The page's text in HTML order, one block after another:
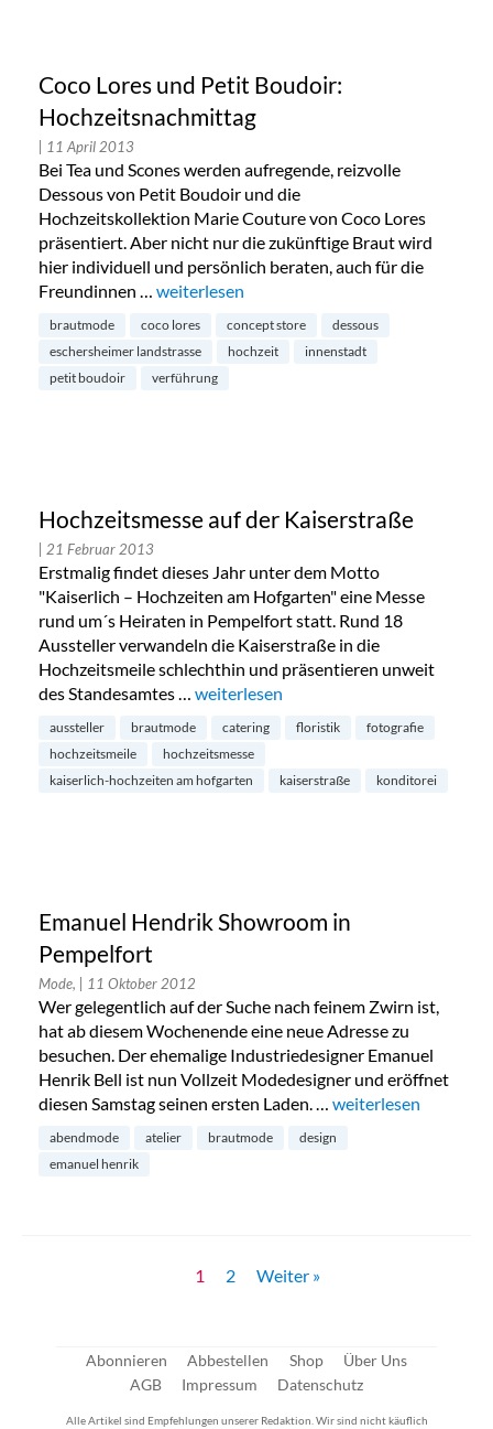
Coco Lores und Petit Boudoir:
Hochzeitsnachmittag
| 11 April 2013
Bei Tea und Scones werden aufregende, reizvolle
Dessous von Petit Boudoir und die
Hochzeitskollektion Marie Couture von Coco Lores
präsentiert. Aber nicht nur die zukünftige Braut wird
hier individuell und persönlich beraten, auch für die
Freundinnen … „Coco Lores und Petit Boudoir:
weiterlesen
brautmode coco lores concept store
dessous
eschersheimer landstrasse
hochzeit
innenstadt
petit boudoir
verführung
Hochzeitsmesse auf der Kaiserstraße
| 21 Februar 2013
Erstmalig findet dieses Jahr unter dem Motto
"Kaiserlich – Hochzeiten am Hofgarten" eine Messe
rund um´s Heiraten in Pempelfort statt. Rund 18
Aussteller verwandeln die Kaiserstraße in die
Hochzeitsmeile schlechthin und präsentieren unweit
des Standesamtes … „Hochzeitsmesse auf der Kaiserstraße“
weiterlesen
aussteller brautmode catering floristik
fotografie
hochzeitsmeile
hochzeitsmesse
kaiserlich-hochzeiten am hofgarten
kaiserstraße konditorei
Emanuel Hendrik Showroom in
Pempelfort
Mode, | 11 Oktober 2012
Wer gelegentlich auf der Suche nach feinem Zwirn ist,
hat ab diesem Wochenende eine neue Adresse zu
besuchen. Der ehemalige Industriedesigner Emanuel
Henrik Bell ist nun Vollzeit Modedesigner und eröffnet
diesen Samstag seinen ersten Laden. … „Emanuel Hendrik
weiterlesen
abendmode atelier brautmode
design
emanuel henrik
1 2 Weiter »
Abonnieren Abbestellen Shop
Über Uns
AGB
Impressum Datenschutz
Alle Artikel sind Empfehlungen unserer Redaktion. Wir sind nicht käuflich